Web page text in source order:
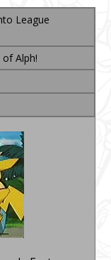
League
Alph!